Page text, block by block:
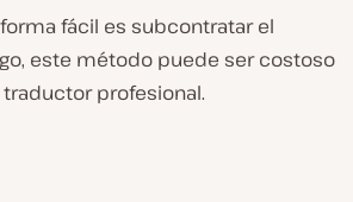
fácil es subcontratar el
este método puede ser costoso
profesional.